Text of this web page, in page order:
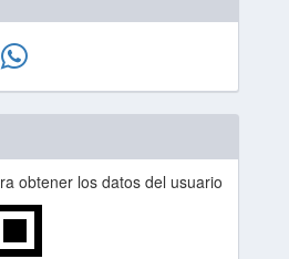
obtener los datos del usuario